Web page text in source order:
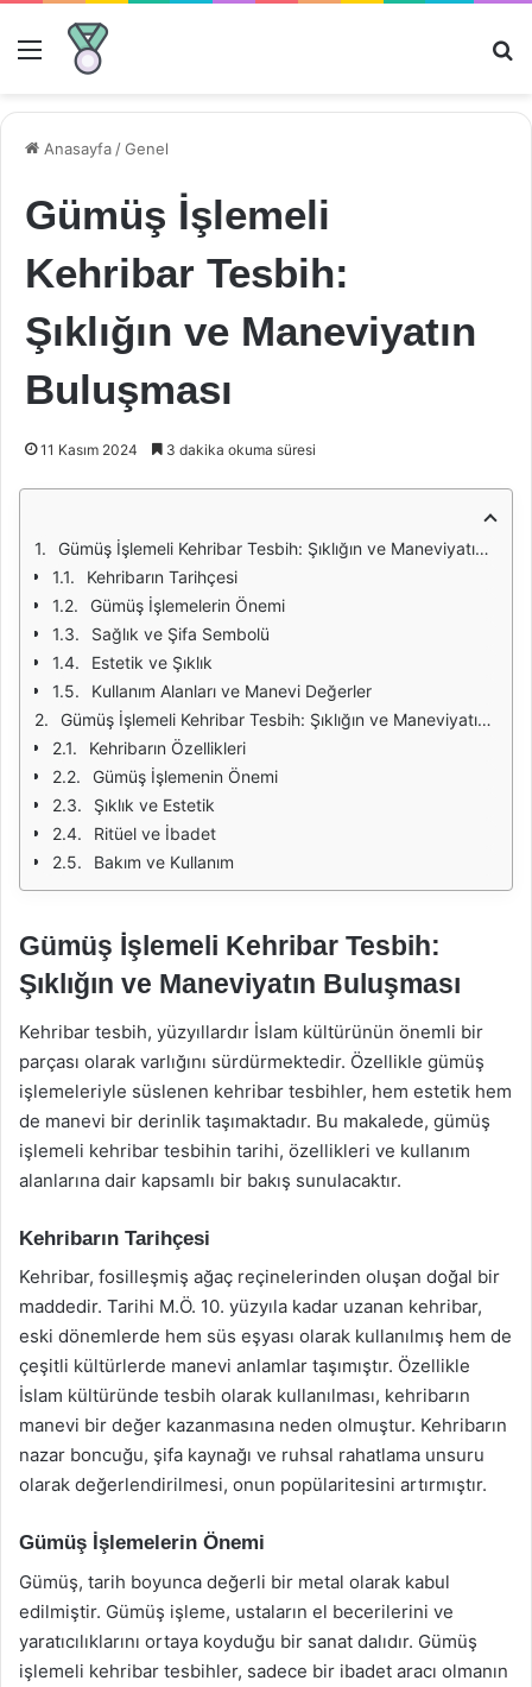
Menü
Anasayfa /Genel
Gümüş İşlemeli
Kehribar Tesbih:
Şıklığın ve Maneviyatın
Buluşması
11 Kasım 2024 3 dakika okuma süresi
Gümüş İşlemeli Kehribar Tesbih: Şıklığın ve Maneviyatın Buluşması
Kehribarın Tarihçesi
Gümüş İşlemelerin Önemi
Sağlık ve Şifa Sembolü
Estetik ve Şıklık
Kullanım Alanları ve Manevi Değerler
Gümüş İşlemeli Kehribar Tesbih: Şıklığın ve Maneviyatın Buluşması
Kehribarın Özellikleri
Gümüş İşlemenin Önemi
Şıklık ve Estetik
Ritüel ve İbadet
Bakım ve Kullanım
Gümüş İşlemeli Kehribar Tesbih:
Şıklığın ve Maneviyatın Buluşması
Kehribar tesbih, yüzyıllardır İslam kültürünün önemli bir
parçası olarak varlığını sürdürmektedir. Özellikle gümüş
işlemeleriyle süslenen kehribar tesbihler, hem estetik hem
de manevi bir derinlik taşımaktadır. Bu makalede, gümüş
işlemeli kehribar tesbihin tarihi, özellikleri ve kullanım
alanlarına dair kapsamlı bir bakış sunulacaktır.
Kehribarın Tarihçesi
Kehribar, fosilleşmiş ağaç reçinelerinden oluşan doğal bir
maddedir. Tarihi M.Ö. 10. yüzyıla kadar uzanan kehribar,
eski dönemlerde hem süs eşyası olarak kullanılmış hem de
çeşitli kültürlerde manevi anlamlar taşımıştır. Özellikle
İslam kültüründe tesbih olarak kullanılması, kehribarın
manevi bir değer kazanmasına neden olmuştur. Kehribarın
nazar boncuğu, şifa kaynağı ve ruhsal rahatlama unsuru
olarak değerlendirilmesi, onun popülaritesini artırmıştır.
Gümüş İşlemelerin Önemi
Gümüş, tarih boyunca değerli bir metal olarak kabul
edilmiştir. Gümüş işleme, ustaların el becerilerini ve
yaratıcılıklarını ortaya koyduğu bir sanat dalıdır. Gümüş
işlemeli kehribar tesbihler, sadece bir ibadet aracı olmanın